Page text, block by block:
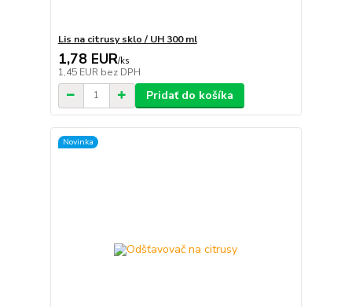
Lis na citrusy sklo / UH 300 ml
1,78 EUR/ks
1,45 EUR bez DPH
Pridať do košíka
Novinka